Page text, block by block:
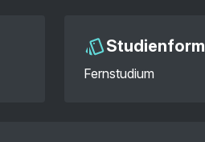
Studienform
Fernstudium